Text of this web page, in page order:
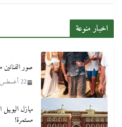
اخبار منوعة
صور
22 أغسطس، 2025
مهازل
مستمرة!